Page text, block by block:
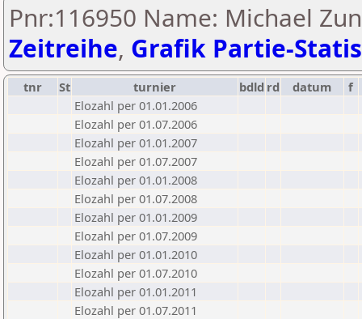
Pnr:116950 Name: Michael
Zeitreihe, Grafik Partie-
tnr St turnier bdld rd datum
f
Elozahl per 01.01.2006
Elozahl per 01.07.2006
Elozahl per 01.01.2007
Elozahl per 01.07.2007
Elozahl per 01.01.2008
Elozahl per 01.07.2008
Elozahl per 01.01.2009
Elozahl per 01.07.2009
Elozahl per 01.01.2010
Elozahl per 01.07.2010
Elozahl per 01.01.2011
Elozahl per 01.07.2011